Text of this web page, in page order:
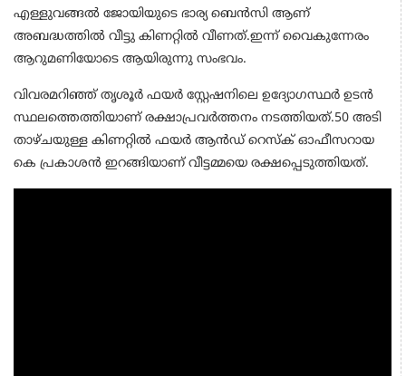
എള്ളുവങ്ങൽ ജോയിയുടെ ഭാര്യ ബെൻസി ആണ്
അബദ്ധത്തിൽ വീട്ടു കിണറ്റിൽ വീണത്.ഇന്ന് വൈകുന്നേരം
ആറുമണിയോടെ ആയിരുന്നു സംഭവം.
വിവരമറിഞ്ഞ് തൃശൂർ ഫയർ സ്റ്റേഷനിലെ ഉദ്യോഗസ്ഥർ ഉടൻ
സ്ഥലത്തെത്തിയാണ് രക്ഷാപ്രവർത്തനം നടത്തിയത്.50 അടി
താഴ്ചയുള്ള കിണറ്റിൽ ഫയർ ആൻഡ് റെസ്ക് ഓഫീസറായ
കെ പ്രകാശൻ ഇറങ്ങിയാണ് വീട്ടമ്മയെ രക്ഷപ്പെടുത്തിയത്.